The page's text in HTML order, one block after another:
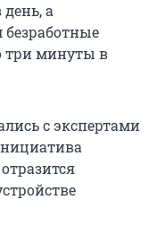
а
три минуты в
с экспертами